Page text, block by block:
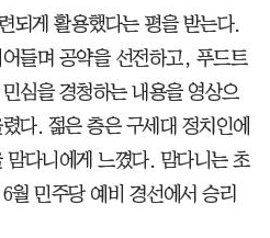
되게 활용했다는 평을 받는다.
들며 공약을 선전하고, 푸드트
심을 경청하는 내용을 영상으
다. 젊은 층은 구세대 정치인에
다니에게 느꼈다. 맘다니는 초
월 민주당 예비 경선에서 승리